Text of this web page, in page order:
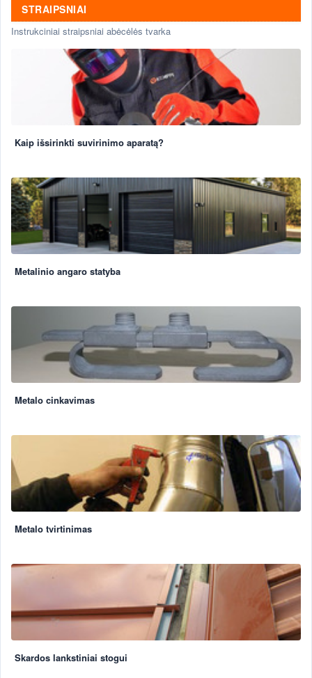
STRAIPSNIAI
Instrukciniai straipsniai abėcėlės tvarka
Kaip išsirinkti suvirinimo aparatą?
Metalinio angaro statyba
Metalo cinkavimas
Metalo tvirtinimas
Skardos lankstiniai stogui